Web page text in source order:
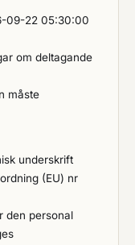
09-22 05:30:00
om deltagande
måste
underskrift
(EU) nr
den personal